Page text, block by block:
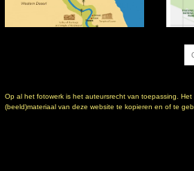
Op al het fotowerk is het auteursrecht van toepassing.
(beeld)materiaal van deze website te kopieren en of te